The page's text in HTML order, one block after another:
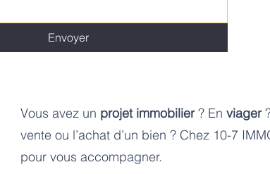
Envoyer
Vous avez un projet immobilier? En viager
vente ou l’achat d’un bien ? Chez 10-7
pour vous accompagner.